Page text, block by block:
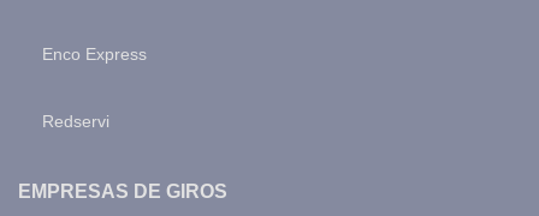
Enco Express
Redservi
EMPRESAS DE GIROS